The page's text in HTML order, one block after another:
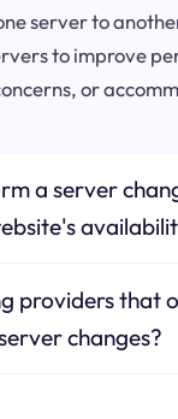
server to
to improve
or
a server
providers that
changes?